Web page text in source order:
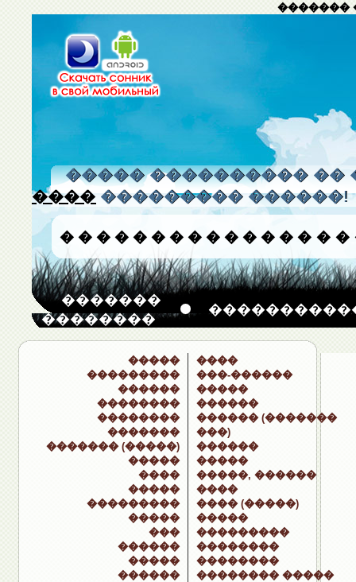
�������
����� ���������� ��
���� ��������� ������!
� � � � � � � � � � � � � � � �
�������
��������
�����
���������
������
��������
��������
�������
������� (�����)
�����
����
�����
���������
�����
���
������
�����
������
����
���-������
�����
������
������ (�������
���)
������
�����
�����, ������
����
���� (�����)
�����
���������
��������
��������
�������� �����